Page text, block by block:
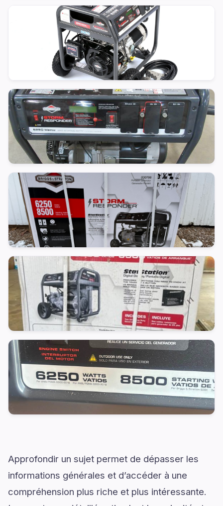
Approfondir un sujet permet de dépasser les
informations générales et d’accéder à une
compréhension plus riche et plus intéressante.